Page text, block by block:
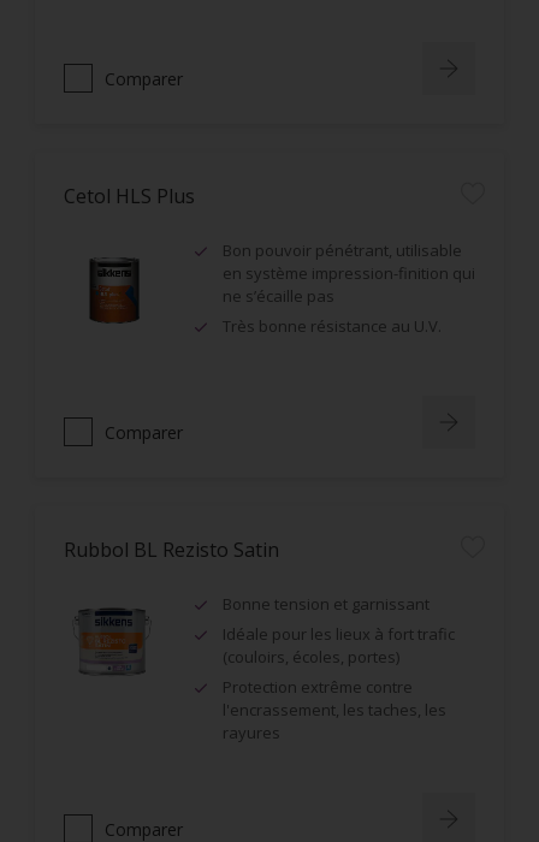
Comparer
Cetol HLS Plus
Bon pouvoir pénétrant, utilisable
en système impression-finition qui
ne s’écaille pas
Très bonne résistance au U.V.
Comparer
Rubbol BL Rezisto Satin
Bonne tension et garnissant
Idéale pour les lieux à fort trafic
(couloirs, écoles, portes)
Protection extrême contre
l'encrassement, les taches, les
rayures
Comparer